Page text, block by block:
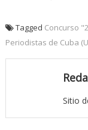
Tagged Concurso
Periodistas de Cuba
Sitio